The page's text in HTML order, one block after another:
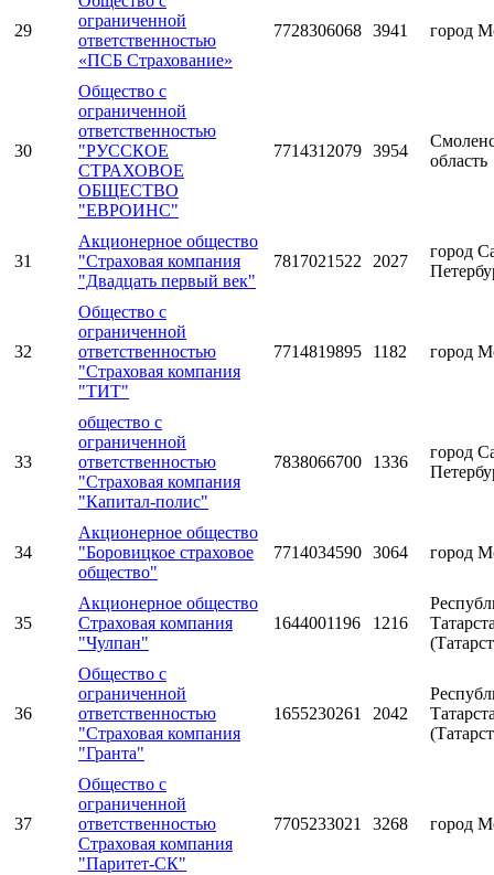
29
ограниченной
ответственностью
«ПСБ Страхование»
7728306068 3941 город
30
Общество с
ограниченной
ответственностью
"РУССКОЕ
СТРАХОВОЕ
ОБЩЕСТВО
"ЕВРОИНС"
7714312079 3954
область
31
Акционерное общество
"Страховая компания
"Двадцать первый век"
7817021522 2027
город
32
Общество с
ограниченной
ответственностью
"Страховая компания
"ТИТ"
7714819895 1182 город
33
общество с
ограниченной
ответственностью
"Страховая компания
"Капитал-полис"
7838066700 1336
город
34
Акционерное общество
"Боровицкое страховое
общество"
7714034590 3064 город
35
Акционерное общество
Страховая компания
"Чулпан"
1644001196 1216
36
Общество с
ограниченной
ответственностью
"Страховая компания
"Гранта"
1655230261 2042
37
Общество с
ограниченной
ответственностью
Страховая компания
"Паритет-СК"
7705233021 3268 город